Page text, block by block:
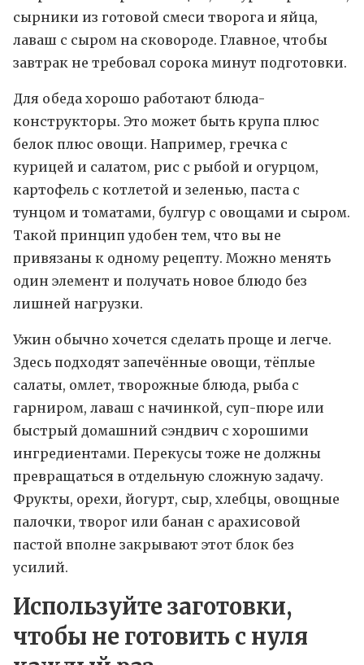
сырники из готовой смеси творога и яйца,
лаваш с сыром на сковороде. Главное, чтобы
завтрак не требовал сорока минут подготовки.
Для обеда хорошо работают блюда-
конструкторы. Это может быть крупа плюс
белок плюс овощи. Например, гречка с
курицей и салатом, рис с рыбой и огурцом,
картофель с котлетой и зеленью, паста с
тунцом и томатами, булгур с овощами и сыром.
Такой принцип удобен тем, что вы не
привязаны к одному рецепту. Можно менять
один элемент и получать новое блюдо без
лишней нагрузки.
Ужин обычно хочется сделать проще и легче.
Здесь подходят запечённые овощи, тёплые
салаты, омлет, творожные блюда, рыба с
гарниром, лаваш с начинкой, суп-пюре или
быстрый домашний сэндвич с хорошими
ингредиентами. Перекусы тоже не должны
превращаться в отдельную сложную задачу.
Фрукты, орехи, йогурт, сыр, хлебцы, овощные
палочки, творог или банан с арахисовой
пастой вполне закрывают этот блок без
усилий.
Используйте заготовки,
чтобы не готовить с нуля